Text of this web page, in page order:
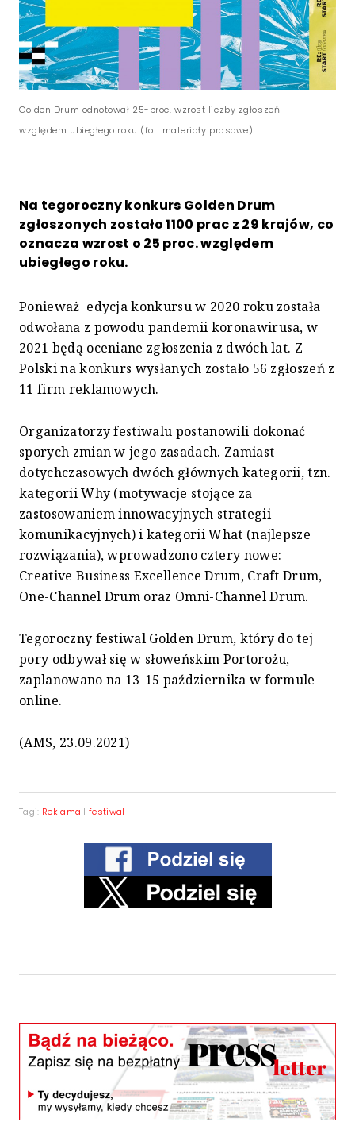
Golden Drum odnotował 25-proc. wzrost liczby zgłoszeń
względem ubiegłego roku (fot. materiały prasowe)
Na tegoroczny konkurs Golden Drum
zgłoszonych zostało 1100 prac z 29 krajów, co
oznacza wzrost o 25 proc. względem
ubiegłego roku.
Ponieważ edycja konkursu w 2020 roku została
odwołana z powodu pandemii koronawirusa, w
2021 będą oceniane zgłoszenia z dwóch lat. Z
Polski na konkurs wysłanych zostało 56 zgłoszeń z
11 firm reklamowych.
Organizatorzy festiwalu postanowili dokonać
sporych zmian w jego zasadach. Zamiast
dotychczasowych dwóch głównych kategorii, tzn.
kategorii Why (motywacje stojące za
zastosowaniem innowacyjnych strategii
komunikacyjnych) i kategorii What (najlepsze
rozwiązania), wprowadzono cztery nowe:
Creative Business Excellence Drum, Craft Drum,
One-Channel Drum oraz Omni-Channel Drum.
Tegoroczny festiwal Golden Drum, który do tej
pory odbywał się w słoweńskim Portorożu,
zaplanowano na 13-15 października w formule
online.
(AMS, 23.09.2021)
Tagi: Reklama |festiwal